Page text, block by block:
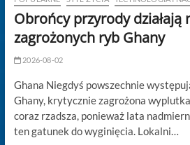
Obrońcy przyrody działają
zagrożonych ryb Ghany
2026-08-02
Ghana Niegdyś powszechnie
Ghany, krytycznie zagrożona
coraz rzadsza, ponieważ lata
ten gatunek do wyginięcia. Lokalni…